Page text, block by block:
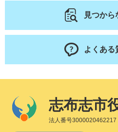
見つから
よくある
志布志市
法人番号3000020462217